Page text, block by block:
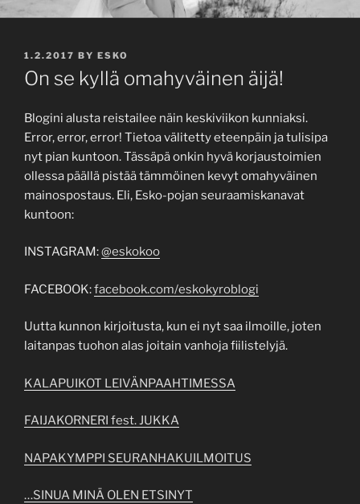
POSTED
ON
1.2.2017 BY ESKO
On se kyllä omahyväinen äijä!
Blogini alusta reistailee näin keskiviikon kunniaksi.
Error, error, error! Tietoa välitetty eteenpäin ja tulisipa
nyt pian kuntoon. Tässäpä onkin hyvä korjaustoimien
ollessa päällä pistää tämmöinen kevyt omahyväinen
mainospostaus. Eli, Esko-pojan seuraamiskanavat
kuntoon:
INSTAGRAM:@eskokoo
FACEBOOK:facebook.com/eskokyroblogi
Uutta kunnon kirjoitusta, kun ei nyt saa ilmoille, joten
laitanpas tuohon alas joitain vanhoja fiilistelyjä.
KALAPUIKOT LEIVÄNPAAHTIMESSA
FAIJAKORNERI fest. JUKKA
NAPAKYMPPI SEURANHAKUILMOITUS
…SINUA MINÄ OLEN ETSINYT